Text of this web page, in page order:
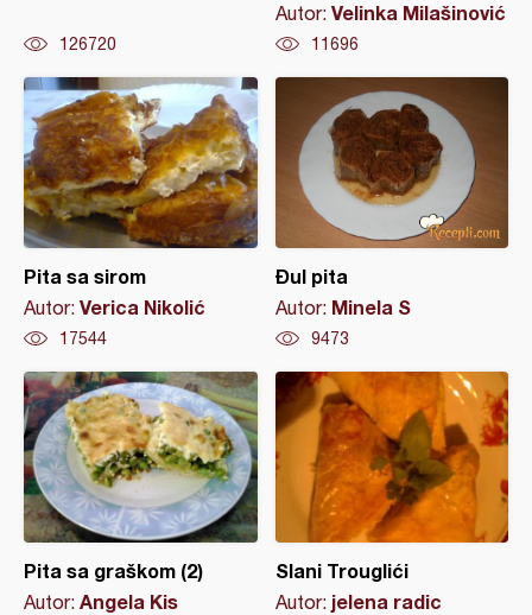
126720
Autor: Velinka Milašinović
11696
Pita sa sirom
Autor: Verica Nikolić
17544
Đul pita
Autor: Minela S
9473
Pita sa graškom (2)
Autor: Angela Kis
Slani Trouglići
Autor: jelena radic